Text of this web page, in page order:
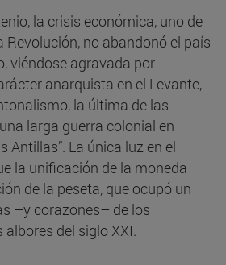
la crisis económica, uno de
Revolución, no abandonó el país
viéndose agravada por
anarquista en el Levante,
la última de las
larga guerra colonial en
Antillas”. La única luz en el
la unificación de la moneda
de la peseta, que ocupó un
–y corazones– de los
del siglo XXI.